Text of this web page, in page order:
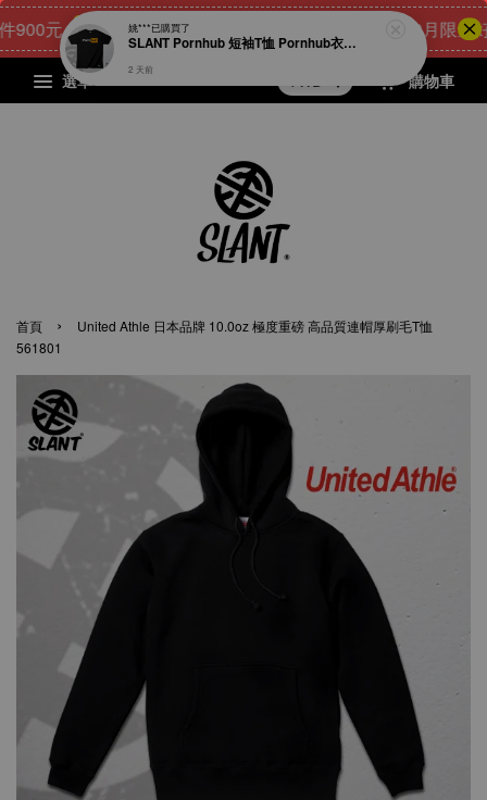
元 點我 立即購 22 [8月限量好
選單 購物車
首頁 ›
United Athle 日本品牌 10.0oz 極度重磅 高品質連帽厚刷毛T恤
561801